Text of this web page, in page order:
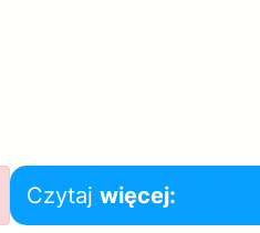
Czytajwięcej: